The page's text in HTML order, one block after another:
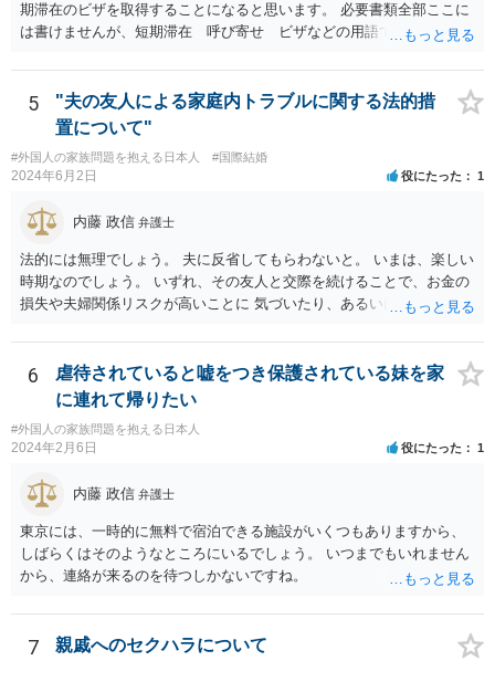
期滞在のビザを取得することになると思います。 必要書類全部ここに
は書けませんが、短期滞在 呼び寄せ ビザなどの用語で検索すると
す。 それらを揃えて、イランにある日本大使館ににビザを申請するこ
とになります。 期間は通常９０日、３０日、あるいは１５日ですが、
今はコロナもあり刻々と状況が変わっているので、事前に外務省や大
もしたほうがいいと思います
5
"夫の友人による家庭内トラブルに関する法的措
置について"
#外国人の家族問題を抱える日本人 #国際結婚
2024年6月2日 役にたった 1
内藤 政信 弁護士
法的には無理でしょう。 夫に反省してもらわないと。 いまは、楽しい
時期なのでしょう。 いずれ、その友人と交際を続けることで、お金の
損失や夫婦関係リスクが高いことに 気づいたり、あるいは、飽きると
6
虐待されていると嘘をつき保護されている妹を家
に連れて帰りたい
#外国人の家族問題を抱える日本人
2024年2月6日 役にたった 1
内藤 政信 弁護士
東京には、一時的に無料で宿泊できる施設がいくつもありますから、
しばらくはそのようなところにいるでしょう。 いつまでもいれません
から、連絡が来るのを待つしかないですね。
7 親戚へのセクハラについて